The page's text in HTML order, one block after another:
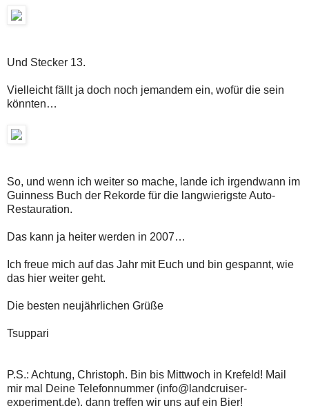
Und Stecker 13.
Vielleicht fällt ja doch noch jemandem ein, wofür die sein
könnten…
So, und wenn ich weiter so mache, lande ich irgendwann im
Guinness Buch der Rekorde für die langwierigste Auto-
Restauration.
Das kann ja heiter werden in 2007…
Ich freue mich auf das Jahr mit Euch und bin gespannt, wie
das hier weiter geht.
Die besten neujährlichen Grüße
Tsuppari
P.S.: Achtung, Christoph. Bin bis Mittwoch in Krefeld! Mail
mir mal Deine Telefonnummer (info@landcruiser-
experiment.de), dann treffen wir uns auf ein Bier!